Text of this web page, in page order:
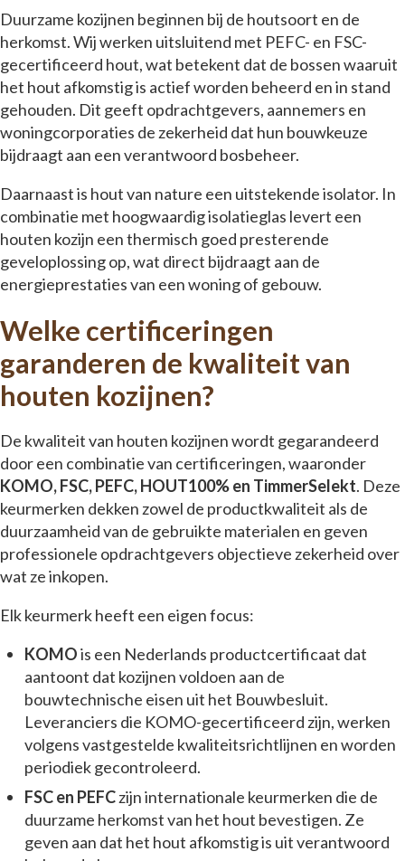
Duurzame kozijnen beginnen bij de houtsoort en de
herkomst. Wij werken uitsluitend met PEFC- en FSC-
gecertificeerd hout, wat betekent dat de bossen waaruit
het hout afkomstig is actief worden beheerd en in stand
gehouden. Dit geeft opdrachtgevers, aannemers en
woningcorporaties de zekerheid dat hun bouwkeuze
bijdraagt aan een verantwoord bosbeheer.
Daarnaast is hout van nature een uitstekende isolator. In
combinatie met hoogwaardig isolatieglas levert een
houten kozijn een thermisch goed presterende
geveloplossing op, wat direct bijdraagt aan de
energieprestaties van een woning of gebouw.
Welke certificeringen
garanderen de kwaliteit van
houten kozijnen?
De kwaliteit van houten kozijnen wordt gegarandeerd
door een combinatie van certificeringen, waaronder
KOMO, FSC, PEFC, HOUT100% en TimmerSelekt. Deze
keurmerken dekken zowel de productkwaliteit als de
duurzaamheid van de gebruikte materialen en geven
professionele opdrachtgevers objectieve zekerheid over
wat ze inkopen.
Elk keurmerk heeft een eigen focus:
KOMOis een Nederlands productcertificaat dat
aantoont dat kozijnen voldoen aan de
bouwtechnische eisen uit het Bouwbesluit.
Leveranciers die KOMO-gecertificeerd zijn, werken
volgens vastgestelde kwaliteitsrichtlijnen en worden
periodiek gecontroleerd.
FSC en PEFCzijn internationale keurmerken die de
duurzame herkomst van het hout bevestigen. Ze
geven aan dat het hout afkomstig is uit verantwoord